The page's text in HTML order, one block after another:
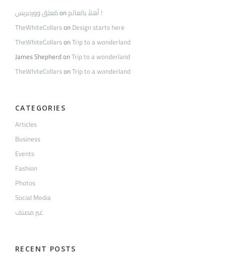
مُعلِق ووردبريسon
أهلاً بالعالم !
TheWhiteCollarson Design starts here
TheWhiteCollarsonTrip to a wonderland
James ShepherdonTrip to a wonderland
TheWhiteCollarsonTrip to a wonderland
CATEGORIES
Articles
Business
Events
Fashion
Photos
Social Media
غير مصنف
RECENT POSTS